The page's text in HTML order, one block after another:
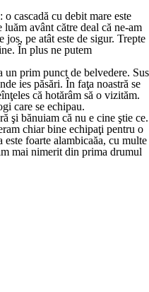
cascadă cu debit mare este
avânt către deal că ne-am
pe atât este de sigur. Trepte
În plus ne putem
prim punct de belvedere. Sus
ies păsări. În faţa noastră se
că hotărâm să o vizităm.
care se echipau.
şi bănuiam că nu e cine ştie ce.
chiar bine echipaţi pentru o
este foarte alambicaăa, cu multe
mai nimerit din prima drumul